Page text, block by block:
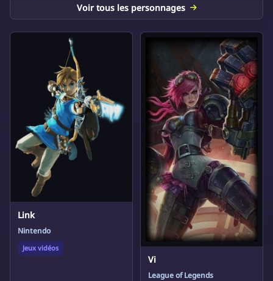
Voir tous les personnages
Link
Nintendo
Jeux vidéos
Vi
League of Legends